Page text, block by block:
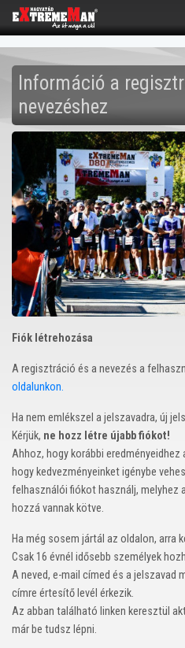
Információ a
nevezéshez
Fiók létrehozása
A regisztráció és a nevezés a
oldalunkon.
Ha nem emlékszel a jelszavadra, új
Kérjük, ne hozz létre újabb fiókot!
Ahhoz, hogy korábbi
hogy kedvezményeinket igénybe
felhasználói fiókot használj, melyhez
hozzá vannak kötve.
Ha még sosem jártál az oldalon, arra
Csak 16 évnél idősebb személyek
A neved, e-mail címed és a jelszavad
címre értesítő levél érkezik.
Az abban található linken keresztül
már be tudsz lépni.